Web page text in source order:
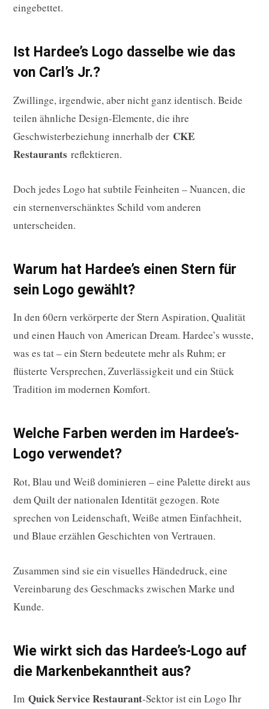
eingebettet.
Ist Hardee’s Logo dasselbe wie das
von Carl’s Jr.?
Zwillinge, irgendwie, aber nicht ganz identisch. Beide
teilen ähnliche Design-Elemente, die ihre
Geschwisterbeziehung innerhalb der CKE
Restaurants reflektieren.
Doch jedes Logo hat subtile Feinheiten – Nuancen, die
ein sternenverschänktes Schild vom anderen
unterscheiden.
Warum hat Hardee’s einen Stern für
sein Logo gewählt?
In den 60ern verkörperte der Stern Aspiration, Qualität
und einen Hauch von American Dream. Hardee’s wusste,
was es tat – ein Stern bedeutete mehr als Ruhm; er
flüsterte Versprechen, Zuverlässigkeit und ein Stück
Tradition im modernen Komfort.
Welche Farben werden im Hardee’s-
Logo verwendet?
Rot, Blau und Weiß dominieren – eine Palette direkt aus
dem Quilt der nationalen Identität gezogen. Rote
sprechen von Leidenschaft, Weiße atmen Einfachheit,
und Blaue erzählen Geschichten von Vertrauen.
Zusammen sind sie ein visuelles Händedruck, eine
Vereinbarung des Geschmacks zwischen Marke und
Kunde.
Wie wirkt sich das Hardee’s-Logo auf
die Markenbekanntheit aus?
Im Quick Service Restaurant-Sektor ist ein Logo Ihr